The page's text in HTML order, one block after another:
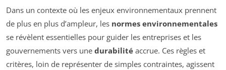
Dans un contexte où les enjeux environnementaux prennent
de plus en plus d’ampleur, les normes environnementales
se révèlent essentielles pour guider les entreprises et les
gouvernements vers une durabilité accrue. Ces règles et
critères, loin de représenter de simples contraintes, agissent